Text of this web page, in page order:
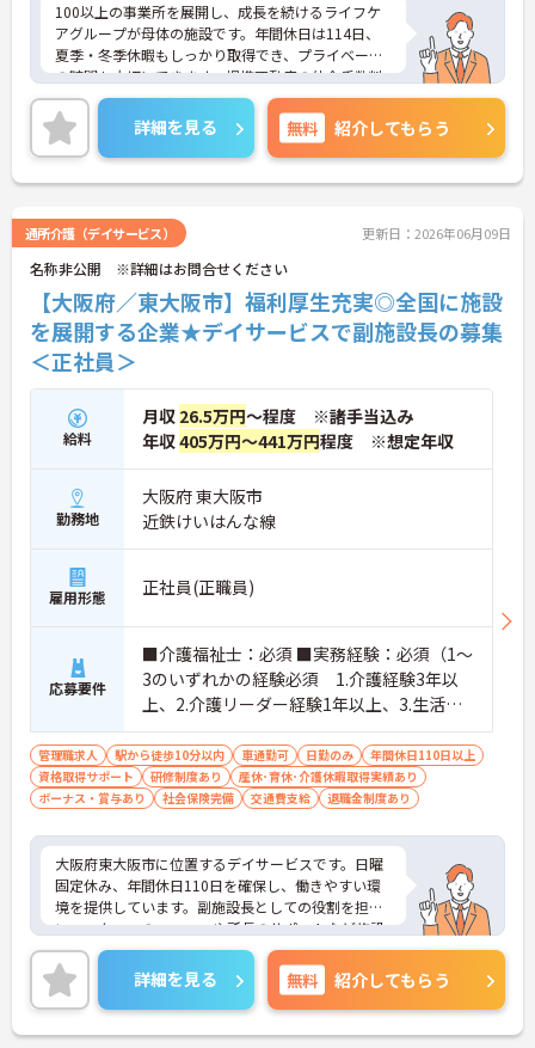
100以上の事業所を展開し、成長を続けるライフケ
アグループが母体の施設です。年間休日は114日、
夏季・冬季休暇もしっかり取得でき、プライベート
の時間も大切にできます。提携不動産の仲介手数料
無料や企業主導型保育園の社員割引、鍼灸整骨院の
無料診療など、同法人ならではのユニークな福利厚
生も魅力です。「仕事を楽しむ」をモットーに、ア
ットホームでゆったりとした雰囲気のなか、あなた
の意見やアイデアを活かせます。資格取得支援やキ
にしながら安定した組織で長くキャリアを築きたい
方、向上心を持って積極的に業務に取り組める方か
らのご応募をお待ちしております。ご興味のある方
は詳細等をお伝えしますので、お気軽にお問い合わ
せください。
詳細を見る 無料 紹介してもらう
通所介護（デイサービス） 更新日：2026年06月09日
名称非公開 ※詳細はお問合せください
【大阪府／東大阪市】福利厚生充実◎全国に施設
を展開する企業★デイサービスで副施設長の募集
＜正社員＞
給料
月収 26.5万円～程度 ※諸手当込み
年収405万円～441万円程度 ※想定年収
勤務地
大阪府 東大阪市
近鉄けいはんな線
雇用形態 正社員(正職員)
応募要件
■介護福祉士：必須 ■実務経験：必須（1～
3のいずれかの経験必須 1.介護経験3年以
上、2.介護リーダー経験1年以上、3.生活相
談員業務経験1年以上） ■普通自動車運
転免許（AT限定可）
管理職求人 駅から徒歩10分以内 車通勤可 日勤のみ
年間休日110日以上
資格取得サポート
研修制度あり
産休･育休･介護休暇取得実績あり
ボーナス・賞与あり
社会保険完備 交通費支給 退職金制度あり
大阪府東大阪市に位置するデイサービスです。日曜
固定休み、年間休日110日を確保し、働きやすい環
境を提供しています。副施設長としての役割を担
い、スタッフのフォローや所長のサポートなど施設
運営をお任せします。業務効率化のため、専用アプ
リを使用し、記録業務や勤怠管理もスムーズです。
充実した福利厚生も魅力♪ご興味のある方には、面
接ポイントをお伝えしますので、お気軽にご連絡く
ださい。
詳細を見る 無料 紹介してもらう